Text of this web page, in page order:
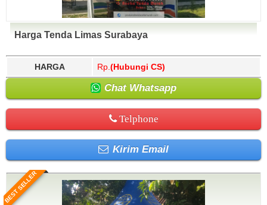
Harga Tenda Limas Surabaya
HARGA Rp. (Hubungi CS)
Chat Whatsapp
Telphone
Kirim Email
BEST SELLER